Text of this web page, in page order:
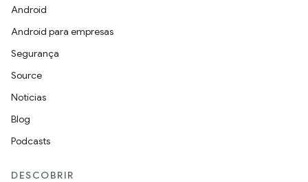
Android
Android para empresas
Segurança
Source
Notícias
Blog
Podcasts
DESCOBRIR